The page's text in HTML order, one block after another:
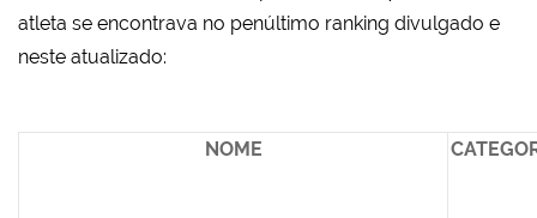
atleta se encontrava no penúltimo ranking divulgado e
neste atualizado:
NOME